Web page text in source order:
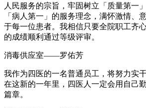
人民服务的宗旨，牢固树立「质量第一
「病人第一」的服务理念，满怀激情、
于每一位患者。我相信只要全院职工齐
的成绩顺利通过等级评审。
消毒供应室——罗佑芳
我作为四医的一名普通员工，将努力实
在这新的一年里，四医人一定会用自己
篇章。